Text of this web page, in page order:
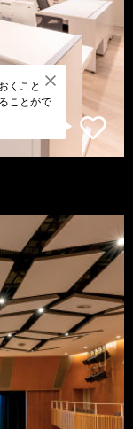
くこと
ことがで